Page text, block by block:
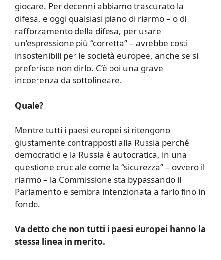
giocare. Per decenni abbiamo trascurato la
difesa, e oggi qualsiasi piano di riarmo – o di
rafforzamento della difesa, per usare
un’espressione più “corretta” – avrebbe costi
insostenibili per le società europee, anche se si
preferisce non dirlo. C’è poi una grave
incoerenza da sottolineare.
Quale?
Mentre tutti i paesi europei si ritengono
giustamente contrapposti alla Russia perché
democratici e la Russia è autocratica, in una
questione cruciale come la “sicurezza” – ovvero il
riarmo – la Commissione sta bypassando il
Parlamento e sembra intenzionata a farlo fino in
fondo.
Va detto che non tutti i paesi europei hanno la
stessa linea in merito.